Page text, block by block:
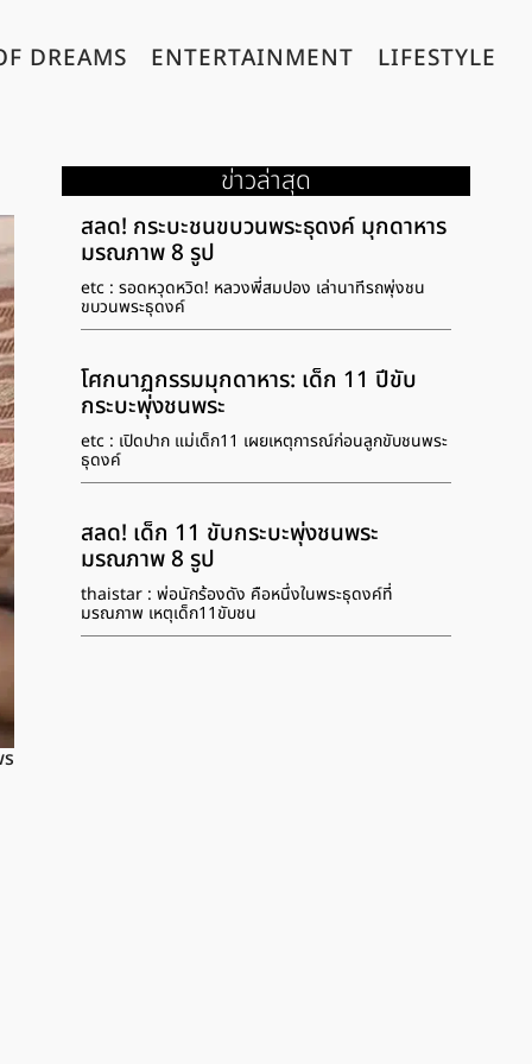
DREAMS ENTERTAINMENT LIFESTYLE
ข่าวล่าสุด
สลด! กระบะชนขบวนพระธุดงค์ มุกดาหาร
มรณภาพ 8 รูป
etc : รอดหวุดหวิด! หลวงพี่สมปอง เล่านาทีรถพุ่งชน
ขบวนพระธุดงค์
โศกนาฏกรรมมุกดาหาร: เด็ก 11 ปีขับ
กระบะพุ่งชนพระ
etc : เปิดปาก แม่เด็ก11 เผยเหตุการณ์ก่อนลูกขับชนพระ
ธุดงค์
สลด! เด็ก 11 ขับกระบะพุ่งชนพระ
มรณภาพ 8 รูป
thaistar : พ่อนักร้องดัง คือหนึ่งในพระธุดงค์ที่
มรณภาพ เหตุเด็ก11ขับชน